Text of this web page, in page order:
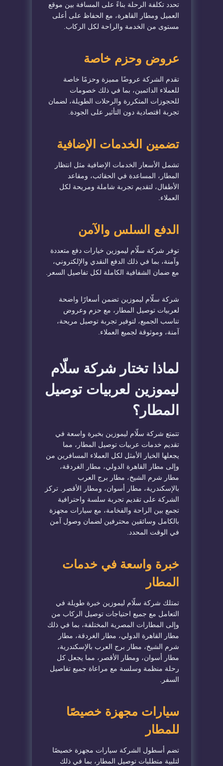
تحدد تكلفة الرحلة بناءً على المسافة بين موقع
العميل ومطار القاهرة، مع الحفاظ على أعلى
مستوى من الخدمة والراحة لكل الركاب.
عروض وحزم خاصة
تقدم الشركة عروضًا مميزة وحزمًا خاصة
للعملاء الدائمين، بما في ذلك خصومات
للحجوزات المتكررة والرحلات الطويلة، لضمان
تجربة اقتصادية دون التأثير على الجودة.
تضمين الخدمات الإضافية
تشمل الأسعار الخدمات الإضافية مثل انتظار
المطار، المساعدة في الحقائب، ومقاعد
الأطفال، لتقديم تجربة شاملة ومريحة لكل
العملاء.
الدفع السلس والآمن
توفر شركة سلّام ليموزين خيارات دفع متعددة
وآمنة، بما في ذلك الدفع النقدي والإلكتروني،
مع ضمان الشفافية الكاملة لكل تفاصيل السعر.
شركة سلّام ليموزين تضمن أسعارًا واضحة
لعربيات توصيل المطار، مع حزم وعروض
تناسب الجميع، لتوفير تجربة توصيل مريحة،
آمنة، وموثوقة لجميع العملاء.
لماذا تختار شركة سلّام
ليموزين لعربيات توصيل
المطار؟
تتمتع شركة سلّام ليموزين بخبرة واسعة في
تقديم خدمات عربيات توصيل المطار، مما
يجعلها الخيار الأمثل لكل العملاء المسافرين من
وإلى مطار القاهرة الدولي، مطار الغردقة،
مطار شرم الشيخ، مطار برج العرب
بالإسكندرية، مطار أسوان، ومطار الأقصر. تركز
الشركة على تقديم تجربة سلسة واحترافية
تجمع بين الراحة والفخامة، مع سيارات مجهزة
بالكامل وسائقين محترفين لضمان وصول آمن
في الوقت المحدد.
خبرة واسعة في خدمات
المطار
تمتلك شركة سلّام ليموزين خبرة طويلة في
التعامل مع جميع احتياجات توصيل الركاب من
وإلى المطارات المصرية المختلفة، بما في ذلك
مطار القاهرة الدولي، مطار الغردقة، مطار
شرم الشيخ، مطار برج العرب بالإسكندرية،
مطار أسوان، ومطار الأقصر، مما يجعل كل
رحلة منظمة وسلسة مع مراعاة جميع تفاصيل
السفر.
سيارات مجهزة خصيصًا
للمطار
تضم أسطول الشركة سيارات مجهزة خصيصًا
لتلبية متطلبات توصيل المطار، بما في ذلك